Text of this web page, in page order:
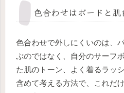
色合わせはボードと肌
色合わせで外しにくいのは、
ぶのではなく、自分のサーフ
た肌のトーン、よく着るラッ
含めて考える方法で、これだ